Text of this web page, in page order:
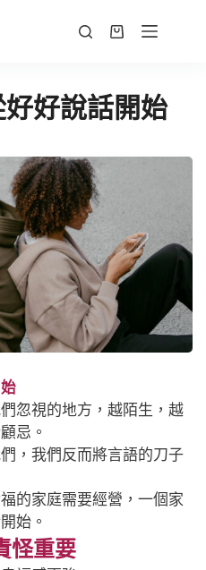
好說話開始
忽視的地方，越陌生，越
忌。
，我們反而將言語的刀子
的家庭需要經營，一個家
始。
怪重要